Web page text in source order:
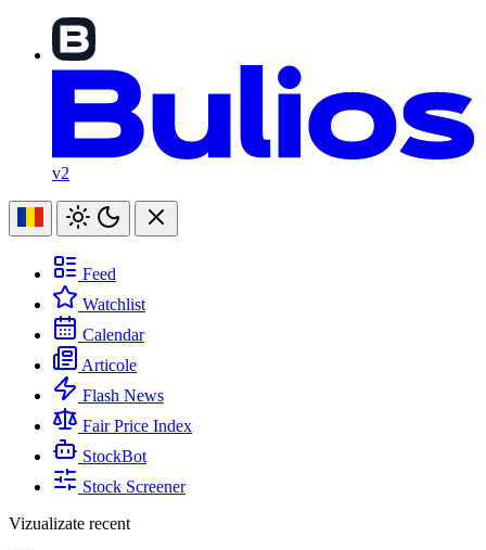
v2
Feed
Watchlist
Calendar
Articole
Flash News
Fair Price Index
StockBot
Stock Screener
Vizualizate recent